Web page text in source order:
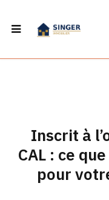
Inscrit à
CAL : ce
pour